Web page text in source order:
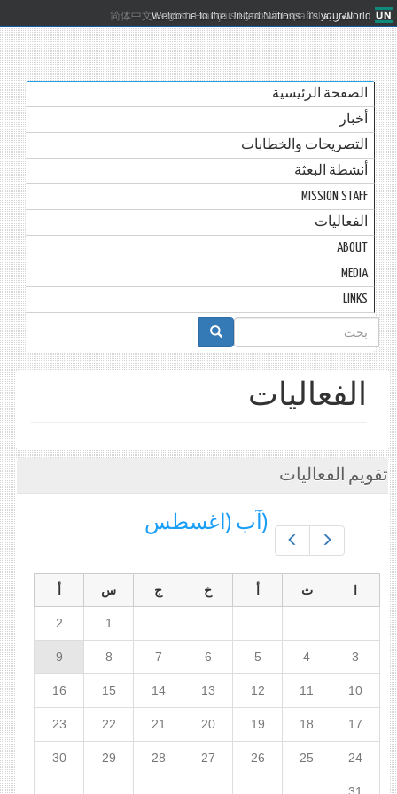
Welcome to the United Nations. It's your world.
العربية 简体中文 English Français Русский Español
الصفحة الرئيسية
أخبار
التصريحات والخطابات
أنشطة البعثة
MISSION STAFF
الفعاليات
ABOUT
MEDIA
LINKS
استمارة
البحث
الفعاليات
تقويم الفعاليات
(آب (اغسطس
ث خ ج س
1
2
3
4
5
6
7
8
9
10
11
12
13
14
15
16
17
18
19
20
21
22
23
24
25
26
27
28
29
30